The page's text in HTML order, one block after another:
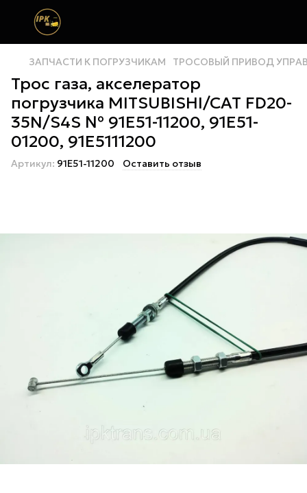
ЗАПЧАСТИ К ПОГРУЗЧИКАМ ТРОСОВЫЙ ПРИВОД
Трос газа, акселератор
погрузчика MITSUBISHI/CAT FD20-
35N/S4S № 91E51-11200, 91E51-
01200, 91E5111200
Артикул: 91E51-11200 Оставить отзыв